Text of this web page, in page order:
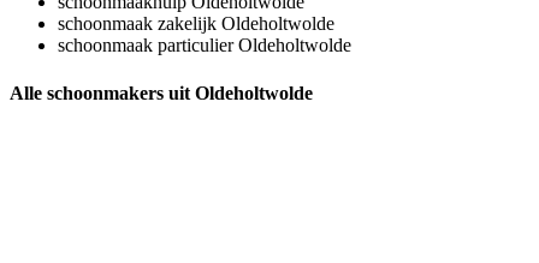
schoonmaak zakelijk Oldeholtwolde
schoonmaak particulier Oldeholtwolde
Alle schoonmakers uit Oldeholtwolde